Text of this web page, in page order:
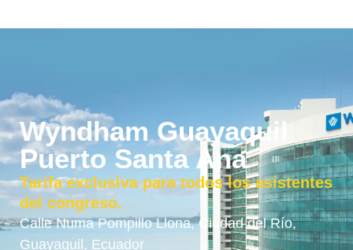
Wyndham Guayaquil
Puerto Santa Ana
Tarifa exclusiva para todos los asistentes
del congreso.
Calle Numa Pompillo Llona, Ciudad del Río,
Guayaquil, Ecuador